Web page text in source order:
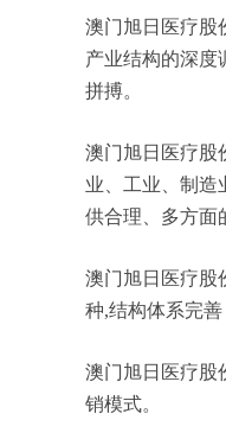
澳门旭日医疗股
产业结构的深度
拼搏。
澳门旭日医疗股
业、工业、制造
供合理、多方面
澳门旭日医疗股
种,结构体系完善
澳门旭日医疗股
销模式。